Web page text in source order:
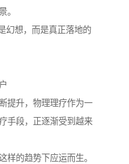
。
幻想，而是真正落地的
提升，物理理疗作为一
手段，正逐渐受到越来
样的趋势下应运而生。